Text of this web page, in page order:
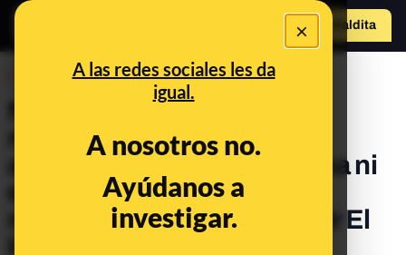
×
A las redes sociales les da
igual.
A nosotros no.
Ayúdanos a
investigar.
Hazte Maldito
No, no dan 600 euros a los
menores extranjeros no
acompañados en Barcelona ni
el chico de esta foto es un
mena: es el futbolista Munir El